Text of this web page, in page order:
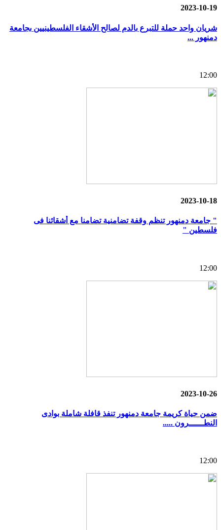
2023-10-19
شريان واحد حملة للتبرع بالدم لصالح الأشقاء الفلسطينيين بجامعة
دمنهور ...
12:00
2023-10-18
" جامعة دمنهور تنظم وقفة تضامنية تضامنا مع أشقائنا فى
فلسطين "
12:00
2023-10-26
ضمن حياة كريمة جامعة دمنهور تنفذ قافلة شاملة بوادى
النطــــــرون .....
12:00